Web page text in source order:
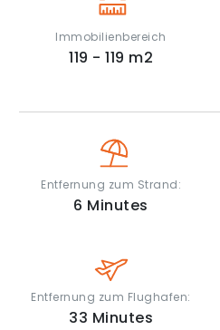
Immobilienbereich
119 - 119 m2
Entfernung zum Strand:
6 Minutes
Entfernung zum Flughafen:
33 Minutes